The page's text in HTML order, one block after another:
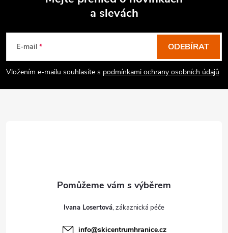
a slevách
E-mail
Vložením e-mailu souhlasíte s podmínkami ochrany osobních údajů
ODEBÍRAT
Ivana Losertová
info@skicentrumhranice.cz